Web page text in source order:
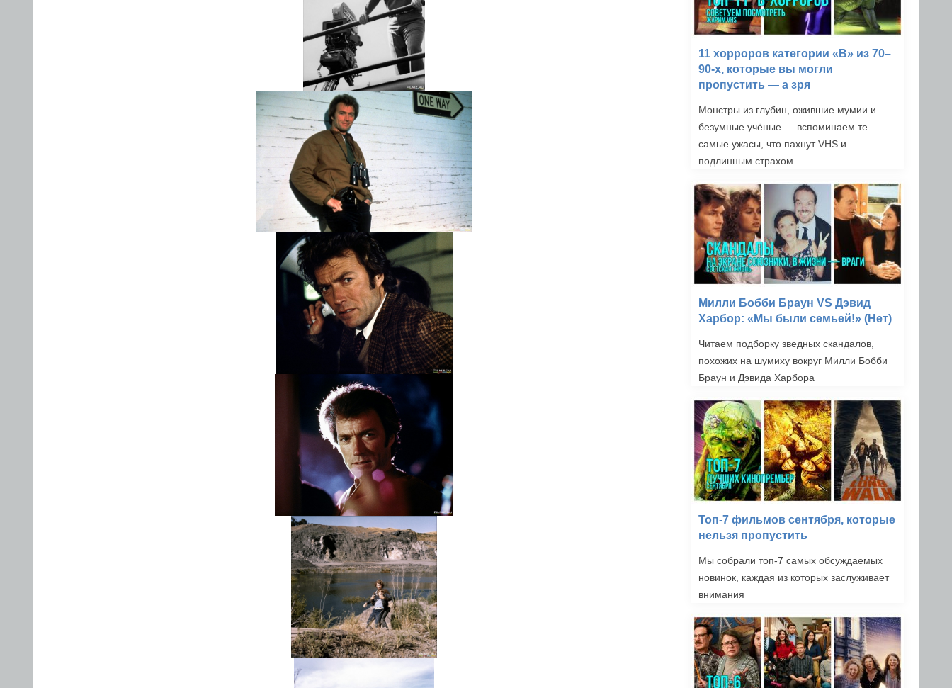
11 хорроров категории «B» из 70–
90-х, которые вы могли
пропустить — а зря
Монстры из глубин, ожившие мумии и
безумные учёные — вспоминаем те
самые ужасы, что пахнут VHS и
подлинным страхом
Милли Бобби Браун VS Дэвид
Харбор: «Мы были семьей!» (Нет)
Читаем подборку зведных скандалов,
похожих на шумиху вокруг Милли Бобби
Браун и Дэвида Харбора
Топ-7 фильмов сентября, которые
нельзя пропустить
Мы собрали топ-7 самых обсуждаемых
новинок, каждая из которых заслуживает
внимания